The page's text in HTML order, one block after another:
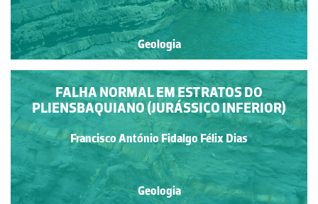
Geologia
FALHA NORMAL EM ESTRATOS DO
PLIENSBAQUIANO (JURÁSSICO INFERIOR)
Francisco António Fidalgo Félix Dias
Geologia